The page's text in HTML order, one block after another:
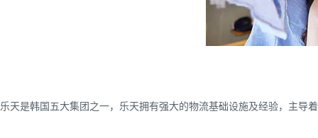
乐天是韩国五大集团之一，乐天拥有强大的物流基础设施及经验，主导